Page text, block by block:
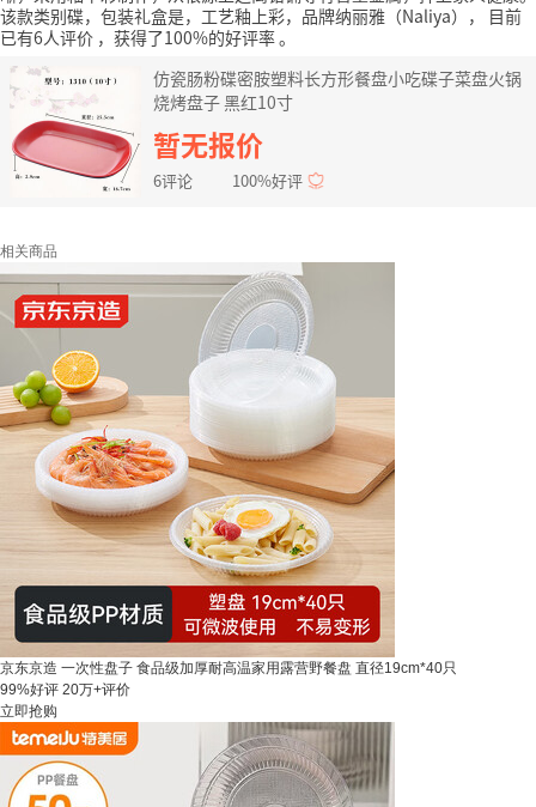
该款类别碟，包装礼盒是，工艺釉上彩，品牌纳丽雅（Naliya），
目前
已有6人评价 ，获得了100%的好评率。
仿瓷肠粉碟密胺塑料长方形餐盘小吃碟子菜盘火锅
烧烤盘子 黑红10寸
暂无报价
6评论 100%好评
相关商品
京东京造 一次性盘子 食品级加厚耐高温家用露营野餐盘 直径19cm*40只
99%好评 20万+评价
立即抢购